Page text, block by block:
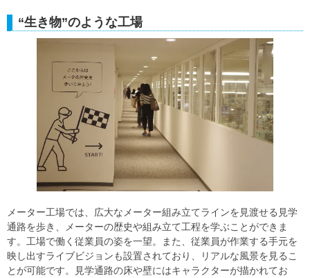
“生き物”のような工場
メーター工場では、広大なメーター組み立てラインを見渡せる見学
通路を歩き、メーターの歴史や組み立て工程を学ぶことができま
す。工場で働く従業員の姿を一望。また、従業員が作業する手元を
映し出すライブビジョンも設置されており、リアルな風景を見るこ
とが可能です。見学通路の床や壁にはキャラクターが描かれてお